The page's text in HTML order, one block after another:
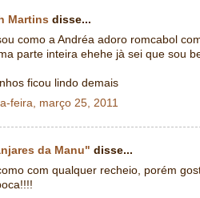
Martins disse...
como a Andréa adoro romcabol
parte inteira ehehe jà sei que sou
ficou lindo demais
feira, março 25, 2011
da Manu" disse...
com qualquer recheio, porém